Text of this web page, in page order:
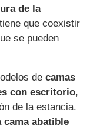
de la
que coexistir
se pueden
de camas
con escritorio,
de la estancia.
cama abatible